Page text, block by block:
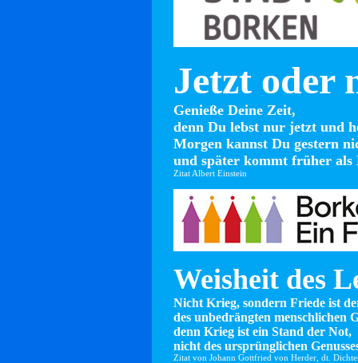
Jetzt oder
Genieße Deine Zeit,
denn Du lebst nur jetzt und
Morgen kannst Du gestern
und später kommt früher als
Zitat Albert Einstein
Weisheit des
Nicht Krieg, sondern Friede ist
des unbedrängten menschlichen
denn Krieg ist ein Stand der Not,
nicht des ursprünglichen
Zitat von Johann Gottfried von Herder, dt.